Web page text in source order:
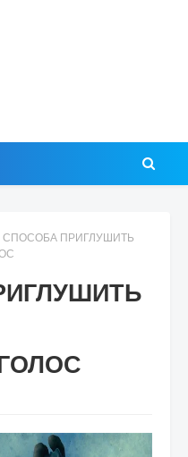
СПОСОБА ПРИГЛУШИТЬ